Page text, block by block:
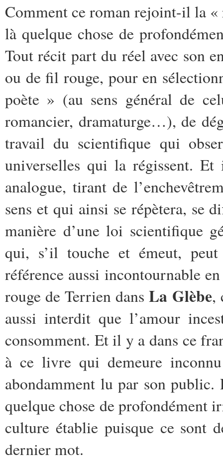
Comment ce roman rejoint-il la
là quelque chose de
Tout récit part du réel avec son
ou de fil rouge, pour en
poète » (au sens général de
romancier, dramaturge…), de
travail du scientifique qui
universelles qui la régissent.
analogue, tirant de
sens et qui ainsi se répètera, se
manière d’une loi scientifique
qui, s’il touche et émeut,
référence aussi incontournable
rouge de Terrien dansLa Glèbe,
aussi interdit que l’amour
consomment. Et il y a dans ce
à ce livre qui demeure
abondamment lu par son
quelque chose de profondément
culture établie puisque ce sont
dernier mot.